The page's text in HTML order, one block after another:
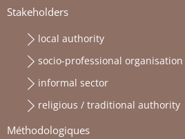
Stakeholders
local authority
socio-professional organisation
informal sector
religious / traditional authority
Méthodologiques